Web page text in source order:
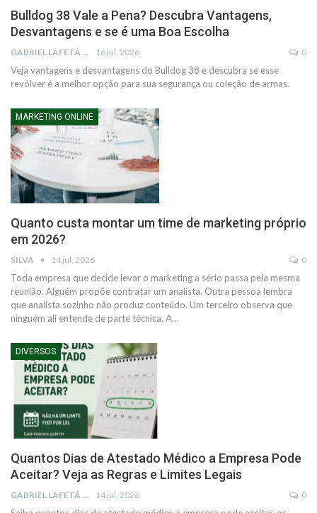
Bulldog 38 Vale a Pena? Descubra Vantagens,
Desvantagens e se é uma Boa Escolha
GABRIEL LAFETÁ 16 jul, 2026 0
Veja vantagens e desvantagens do Bulldog 38 e descubra se esse
revólver é a melhor opção para sua segurança ou coleção de armas.
MARKETING ONLINE
Quanto custa montar um time de marketing próprio
em 2026?
SILVA 14 jul, 2026 0
Toda empresa que decide levar o marketing a sério passa pela mesma
reunião. Alguém propõe contratar um analista. Outra pessoa lembra
que analista sozinho não produz conteúdo. Um terceiro observa que
ninguém ali entende de parte técnica. A…
DIVERSOS
Quantos Dias de Atestado Médico a Empresa Pode
Aceitar? Veja as Regras e Limites Legais
GABRIEL LAFETÁ 14 jul, 2026 0